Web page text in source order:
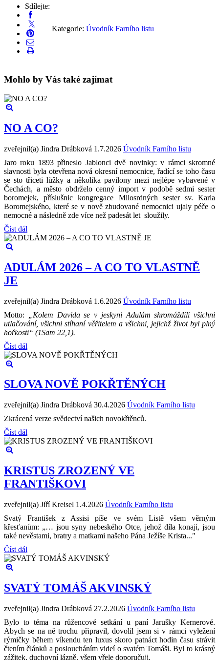
Sdílejte:
Kategorie: Úvodník Farního listu
Mohlo by Vás také zajímat
NO A CO?
zveřejnil(a) Jindra Drábková 1.7.2026 Úvodník Farního listu
Jaro roku 1893 přineslo Jablonci dvě novinky: v rámci skromné
slavnosti byla otevřena nová okresní nemocnice, řadící se toho času
se sto třiceti lůžky a několika pavilony mezi nejlépe vybavené v
Čechách, a město obdrželo cenný import v podobě sedmi sester
boromejek, příslušnic kongregace Milosrdných sester sv. Karla
Boromejského, které se v nově zbudované nemocnici ujaly péče o
nemocné a následně zde více než padesát let sloužily.
Číst dál
ADULÁM 2026 – A CO TO VLASTNĚ
JE
zveřejnil(a) Jindra Drábková 1.6.2026 Úvodník Farního listu
Motto:
„Kolem Davida se v jeskyni Adulám shromáždili všichni
utlačování, všichni stíhaní věřitelem a všichni, jejichž život byl plný
hořkosti“ (1Sam 22,1).
Číst dál
SLOVA NOVĚ POKŘTĚNÝCH
zveřejnil(a) Jindra Drábková 30.4.2026 Úvodník Farního listu
Zkrácená verze svědectví našich novokřtěnců.
Číst dál
KRISTUS ZROZENÝ VE
FRANTIŠKOVI
zveřejnil(a) Jiří Kreisel 1.4.2026 Úvodník Farního listu
Svatý František z Assisi píše ve svém Listě všem věrným
křesťanům: „… jsou syny nebeského Otce, jehož díla konají, jsou
také nevěstami, bratry a matkami našeho Pána Ježíše Krista..."
Číst dál
SVATÝ TOMÁŠ AKVINSKÝ
zveřejnil(a) Jindra Drábková 27.2.2026 Úvodník Farního listu
Bylo to téma na růžencové setkání u paní Jarušky Kernerové.
Abych se na ně trochu připravil, dovolil jsem si v rámci vyležení
rýmičky během víkendu ten luxus skoro patnáct hodin času strávit
čtením článků a posloucháním videí o svatém Tomáši. Byl to krásný
zážitek, duchovní lázně, všem vřele doporučuji.